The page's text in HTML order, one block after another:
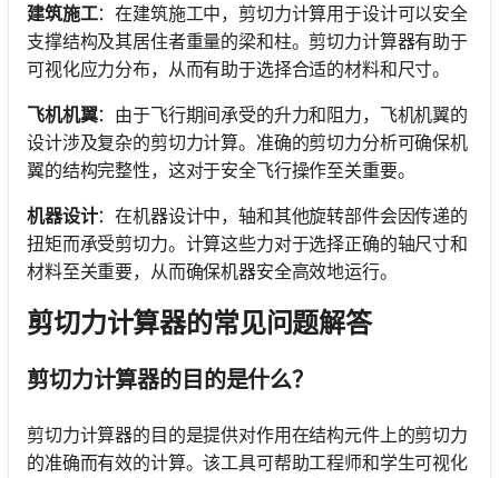
建筑施工：在建筑施工中，剪切力计算用于设计可以安全
支撑结构及其居住者重量的梁和柱。剪切力计算器有助于
可视化应力分布，从而有助于选择合适的材料和尺寸。
飞机机翼：由于飞行期间承受的升力和阻力，飞机机翼的
设计涉及复杂的剪切力计算。准确的剪切力分析可确保机
翼的结构完整性，这对于安全飞行操作至关重要。
机器设计：在机器设计中，轴和其他旋转部件会因传递的
扭矩而承受剪切力。计算这些力对于选择正确的轴尺寸和
材料至关重要，从而确保机器安全高效地运行。
剪切力计算器的常见问题解答
剪切力计算器的目的是什么？
剪切力计算器的目的是提供对作用在结构元件上的剪切力
的准确而有效的计算。该工具可帮助工程师和学生可视化